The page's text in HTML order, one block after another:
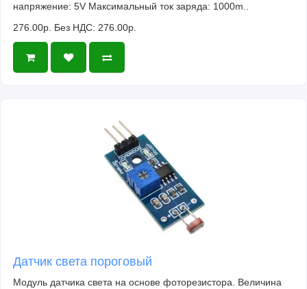
напряжение: 5V Максимальный ток заряда: 1000m..
276.00р. Без НДС: 276.00р.
Датчик света пороговый
Модуль датчика света на основе фоторезистора. Величина